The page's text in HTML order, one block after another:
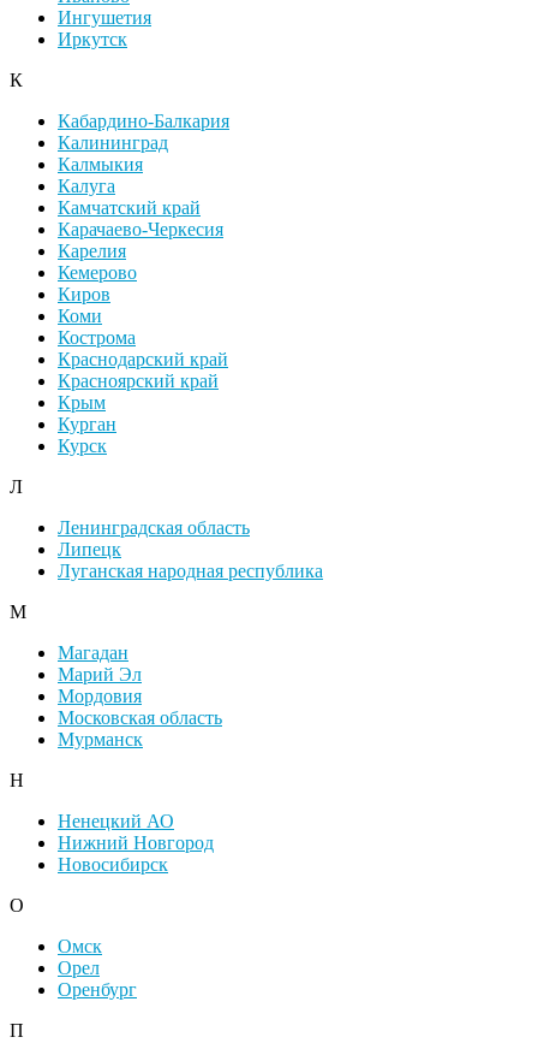
Ингушетия
Иркутск
К
Кабардино-Балкария
Калининград
Калмыкия
Калуга
Камчатский край
Карачаево-Черкесия
Карелия
Кемерово
Киров
Коми
Кострома
Краснодарский край
Красноярский край
Крым
Курган
Курск
Л
Ленинградская область
Липецк
Луганская народная республика
М
Магадан
Марий Эл
Мордовия
Московская область
Мурманск
Н
Ненецкий АО
Нижний Новгород
Новосибирск
О
Омск
Орел
Оренбург
П